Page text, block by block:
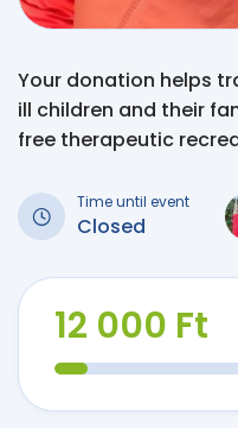
Your donation helps
ill children and their
free therapeutic
Time until event
Closed
12 000 Ft